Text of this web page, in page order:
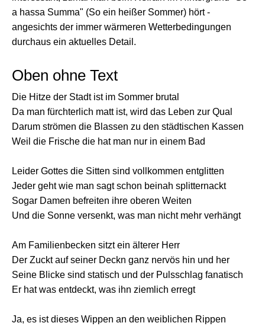
a hassa Summa" (So ein heißer Sommer) hört -
angesichts der immer wärmeren Wetterbedingungen
durchaus ein aktuelles Detail.
Oben ohne Text
Die Hitze der Stadt ist im Sommer brutal
Da man fürchterlich matt ist, wird das Leben zur Qual
Darum strömen die Blassen zu den städtischen Kassen
Weil die Frische die hat man nur in einem Bad
Leider Gottes die Sitten sind vollkommen entglitten
Jeder geht wie man sagt schon beinah splitternackt
Sogar Damen befreiten ihre oberen Weiten
Und die Sonne versenkt, was man nicht mehr verhängt
Am Familienbecken sitzt ein älterer Herr
Der Zuckt auf seiner Deckn ganz nervös hin und her
Seine Blicke sind statisch und der Pulsschlag fanatisch
Er hat was entdeckt, was ihn ziemlich erregt
Ja, es ist dieses Wippen an den weiblichen Rippen